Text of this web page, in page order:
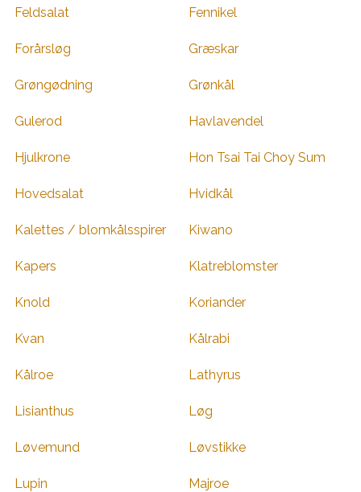
Feldsalat Fennikel
Forårsløg Græskar
Grøngødning Grønkål
Gulerod Havlavendel
Hjulkrone Hon Tsai Tai Choy Sum
Hovedsalat Hvidkål
Kalettes / blomkålsspirer Kiwano
Kapers Klatreblomster
Knold Koriander
Kvan Kålrabi
Kålroe Lathyrus
Lisianthus Løg
Løvemund Løvstikke
Lupin Majroe